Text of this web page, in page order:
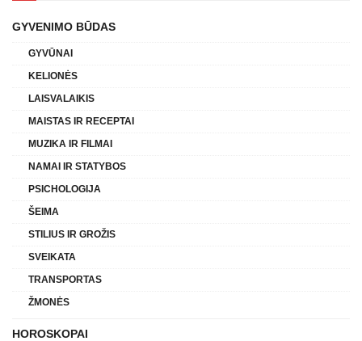
GYVENIMO BŪDAS
GYVŪNAI
KELIONĖS
LAISVALAIKIS
MAISTAS IR RECEPTAI
MUZIKA IR FILMAI
NAMAI IR STATYBOS
PSICHOLOGIJA
ŠEIMA
STILIUS IR GROŽIS
SVEIKATA
TRANSPORTAS
ŽMONĖS
HOROSKOPAI